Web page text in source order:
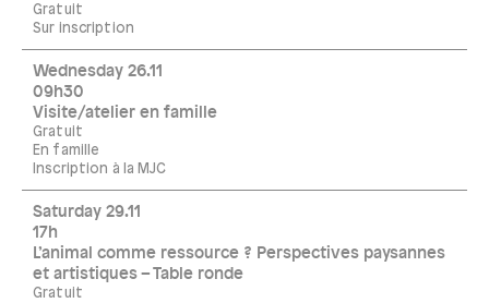
Gratuit
Sur inscription
Wednesday 26.11
09h30
Visite/atelier en famille
Gratuit
En famille
Inscription à la MJC
Saturday 29.11
17h
L’animal comme ressource ? Perspectives paysannes
et artistiques – Table ronde
Gratuit